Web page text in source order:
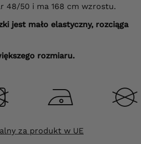
48/50 i ma 168 cm wzrostu.
jest mało elastyczny, rozciąga
rozmiaru.
za produkt w UE